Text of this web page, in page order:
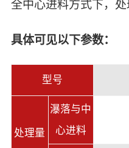
全中心进料方式下，处
具体可见以下参数：
型号
处理量
瀑落与中
心进料